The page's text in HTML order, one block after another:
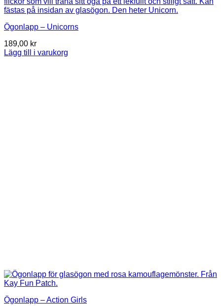
Ögonlapp – Unicorns
189,00 kr
Lägg till i varukorg
Ögonlapp – Action Girls